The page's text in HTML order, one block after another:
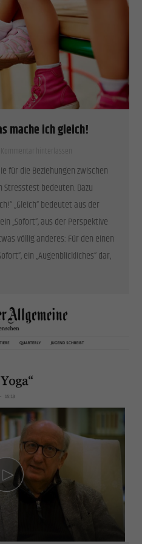
mache ich gleich!
für die Beziehungen zwischen
bedeuten. Dazu
„Gleich“ bedeutet aus der
„Sofort“, aus der Perspektive
völlig anderes: Für den einen
ein „Augenblickliches“ dar,
Speichern
Zurück
und sind für die einwandfreie Funktion
Diese Informationen helfen uns zu verstehen, wie
anzeigen
werden standardmäßig blockiert. Wenn
der Zugriff auf diese Inhalte keiner
Datenschutzerklärung